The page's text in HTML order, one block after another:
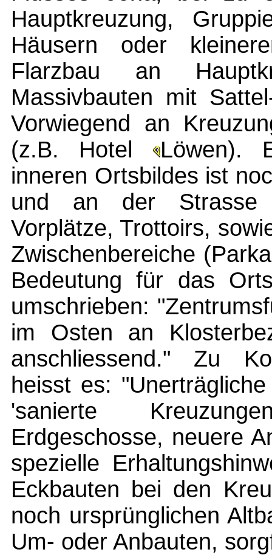
Hauptkreuzung,
Häusern oder
Flarzbau an
Massivbauten mit
Vorwiegend an
(z.B. Hotel
Löwen).
inneren Ortsbildes ist
und an der Strasse
Vorplätze, Trottoirs,
Zwischenbereiche
Bedeutung für das
umschrieben:
im Osten an
anschliessend." Zu
heisst es:
'sanierte
Erdgeschosse, neuere
spezielle
Eckbauten bei den
noch ursprünglichen
Um- oder Anbauten,